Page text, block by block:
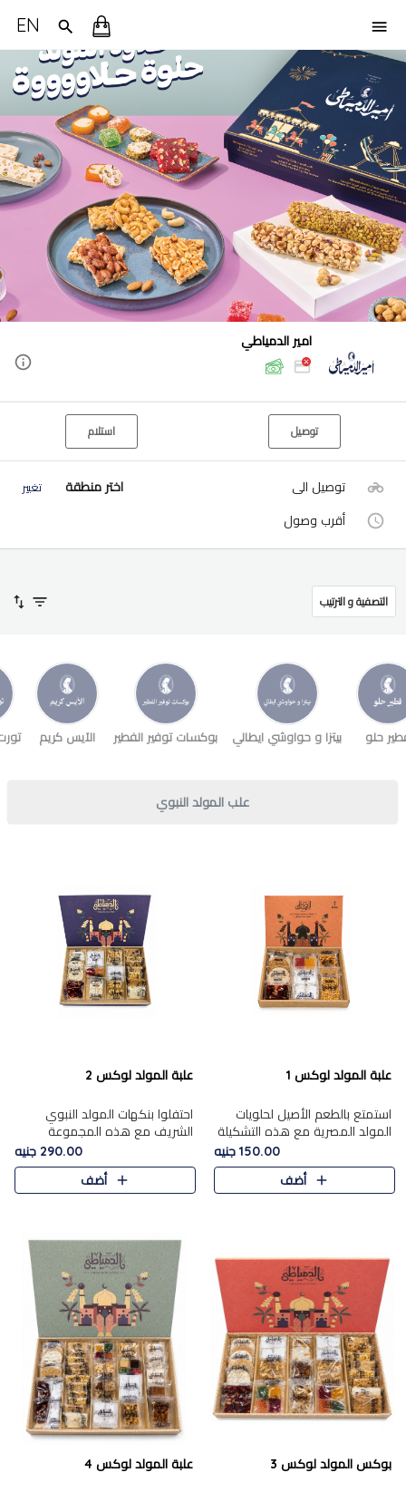
EN
امير الدمياطي
توصيل استلام
توصيل الى اختر منطقة تغيير
أقرب وصول
التصفية و الترتيب
حلو بيتزا و حواوشي ايطالي بوكسات توفير الفطير الآيس كريم
علب المولد النبوي
علبة المولد لوكس 1
استمتع بالطعم الأصيل لحلويات
المولد المصرية مع هذه التشكيلة
المختارة بعناية من 9 قطع. تتضمن
التشكيلة جوزرية مع فول،ملبان
150.00 جنيه
أضف
علبة المولد لوكس 2
احتفلوا بنكهات المولد النبوي
الشريف مع هذه المجموعة
الفاخرة المكونة من 19 قطعة،
والتي تم اختيارها بعناية فائقة لتُبرز
تشكيلة واسعة من الحلويات
290.00 جنيه
أضف
بوكس المولد لوكس 3 علبة المولد لوكس 4